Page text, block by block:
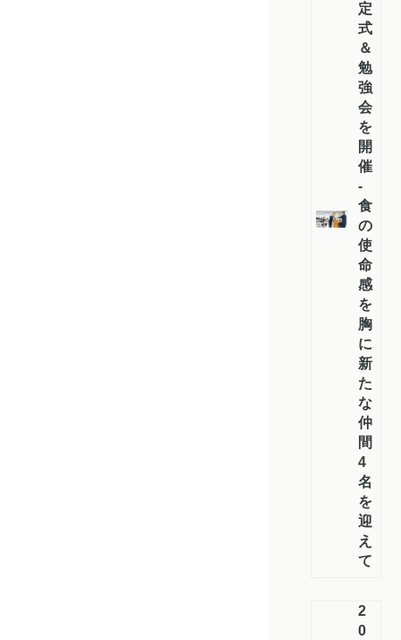
定
式
＆
勉
強
会
を
開
催
-
食
の
使
命
感
を
胸
に、
新
た
な
仲
間
4
名
を
迎
え
て
2
0